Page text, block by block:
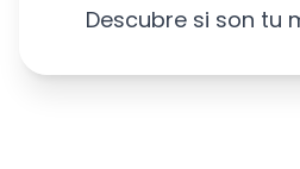
Descubre si son tu